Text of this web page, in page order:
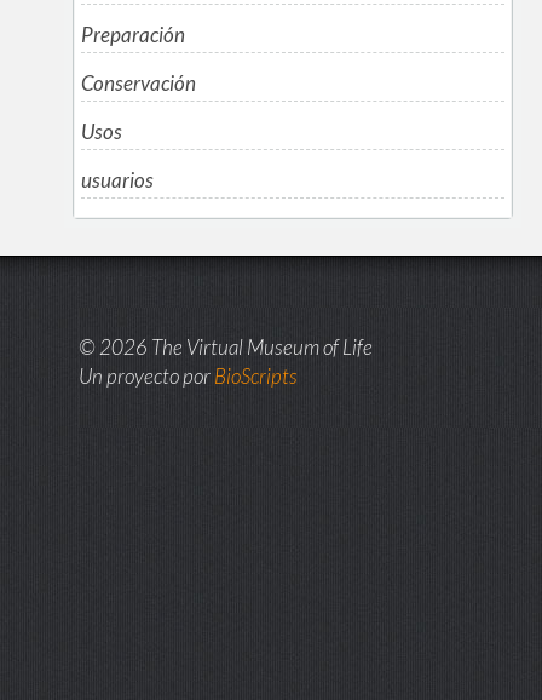
Preparación
Conservación
Usos
usuarios
© 2026 The Virtual Museum of Life
Un proyecto porBioScripts